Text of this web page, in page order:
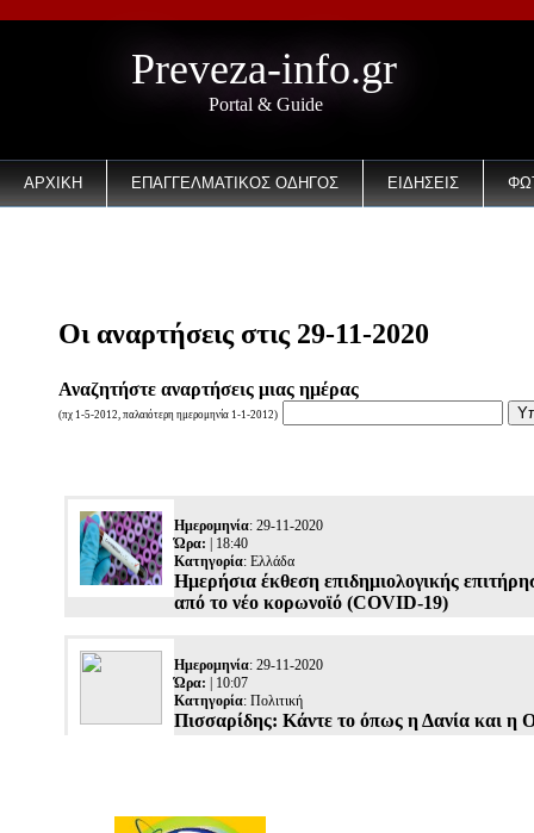
Preveza-info.gr
Portal & Guide
ΑΡΧΙΚΗ ΕΠΑΓΓΕΛΜΑΤΙΚΟΣ ΟΔΗΓΟΣ ΕΙΔΗΣΕΙΣ
Οι αναρτήσεις στις 29-11-2020
Αναζητήστε αναρτήσεις μιας ημέρας
(πχ 1-5-2012, παλαιότερη ημερομηνία 1-1-2012)
Ημερομηνία: 29-11-2020
Ώρα:
| 18:40
Κατηγορία: Ελλάδα
Ημερήσια έκθεση επιδημιολογικής
από το νέο κορωνοϊό (COVID-19)
Ημερομηνία: 29-11-2020
Ώρα:
| 10:07
Κατηγορία: Πολιτική
Πισσαρίδης: Κάντε το όπως η Δανία και η